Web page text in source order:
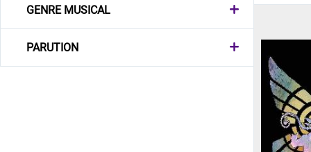
GENRE MUSICAL
PARUTION